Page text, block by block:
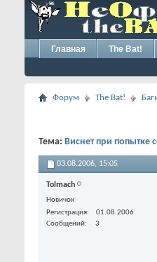
Главная The Bat!
Форум The Bat!
Тема: Виснет при попытке
03.08.2006, 15:05
Tolmach
Новичок
Регистрация
01.08.2006
Сообщений
3